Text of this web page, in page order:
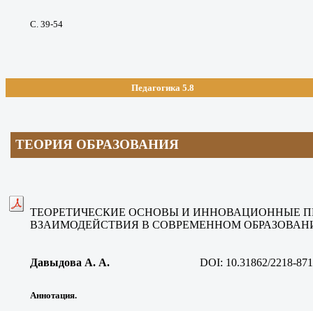
С. 39-54
Педагогика 5.8
ТЕОРИЯ ОБРАЗОВАНИЯ
ТЕОРЕТИЧЕСКИЕ ОСНОВЫ И ИННОВАЦИОННЫЕ
ВЗАИМОДЕЙСТВИЯ В СОВРЕМЕННОМ
Давыдова А. А. DOI: 10.31862/2218-
Аннотация.